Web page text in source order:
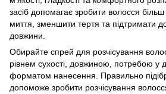
засіб допомагає зробити волосся
миття, зменшити тертя та підтримати
довжини.
Обирайте спрей для розчісування
рівнем сухості, довжиною, потребою у
форматом нанесення. Правильно
допоможе зробити розчісування